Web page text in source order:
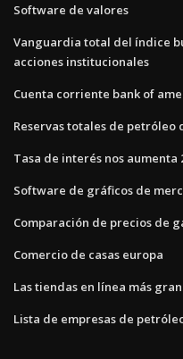
Software de valores
Vanguardia total del índice
acciones institucionales
Cuenta corriente bank of
Reservas totales de petróleo
Tasa de interés nos aumenta
Software de gráficos de
Comparación de precios de
Comercio de casas europa
Las tiendas en línea más
Lista de empresas de